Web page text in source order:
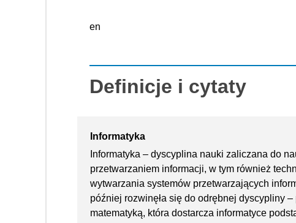
en
Definicje i cytaty
Informatyka
Informatyka – dyscyplina nauki zaliczana do
przetwarzaniem informacji, w tym również
wytwarzania systemów przetwarzających
później rozwinęła się do odrębnej dyscypliny
matematyką, która dostarcza informatyce